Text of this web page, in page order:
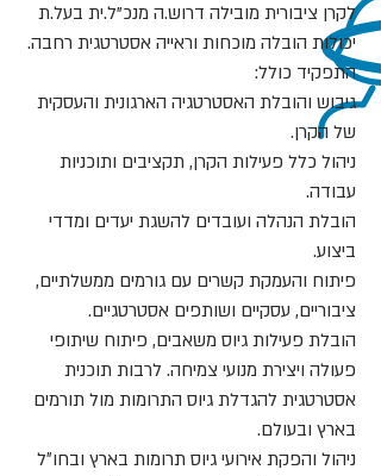
לקרן ציבורית מובילה דרוש.ה מנכ"ל.ית בעל.ת
יכולות הובלה מוכחות וראייה אסטרטגית רחבה.
התפקיד כולל:
גיבוש והובלת האסטרטגיה הארגונית והעסקית
של הקרן.
ניהול כלל פעילות הקרן, תקציבים ותוכניות
עבודה.
הובלת הנהלה ועובדים להשגת יעדים ומדדי
ביצוע.
פיתוח והעמקת קשרים עם גורמים ממשלתיים,
ציבוריים, עסקיים ושותפים אסטרטגיים.
הובלת פעילות גיוס משאבים, פיתוח שיתופי
פעולה ויצירת מנועי צמיחה. לרבות תוכנית
אסטרטגית להגדלת גיוס התרומות מול תורמים
בארץ ובעולם.
ניהול והפקת אירועי גיוס תרומות בארץ ובחו״ל